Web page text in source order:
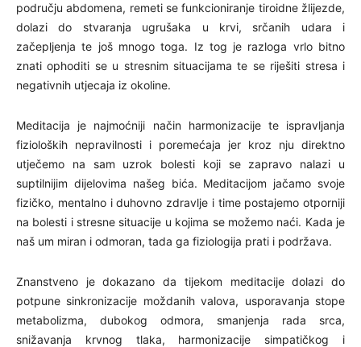
području abdomena, remeti se funkcioniranje tiroidne žlijezde,
dolazi do stvaranja ugrušaka u krvi, srčanih udara i
začepljenja te još mnogo toga. Iz tog je razloga vrlo bitno
znati ophoditi se u stresnim situacijama te se riješiti stresa i
negativnih utjecaja iz okoline.
Meditacija je najmoćniji način harmonizacije te ispravljanja
fizioloških nepravilnosti i poremećaja jer kroz nju direktno
utječemo na sam uzrok bolesti koji se zapravo nalazi u
suptilnijim dijelovima našeg bića. Meditacijom jačamo svoje
fizičko, mentalno i duhovno zdravlje i time postajemo otporniji
na bolesti i stresne situacije u kojima se možemo naći. Kada je
naš um miran i odmoran, tada ga fiziologija prati i podržava.
Znanstveno je dokazano da tijekom meditacije dolazi do
potpune sinkronizacije moždanih valova, usporavanja stope
metabolizma, dubokog odmora, smanjenja rada srca,
snižavanja krvnog tlaka, harmonizacije simpatičkog i